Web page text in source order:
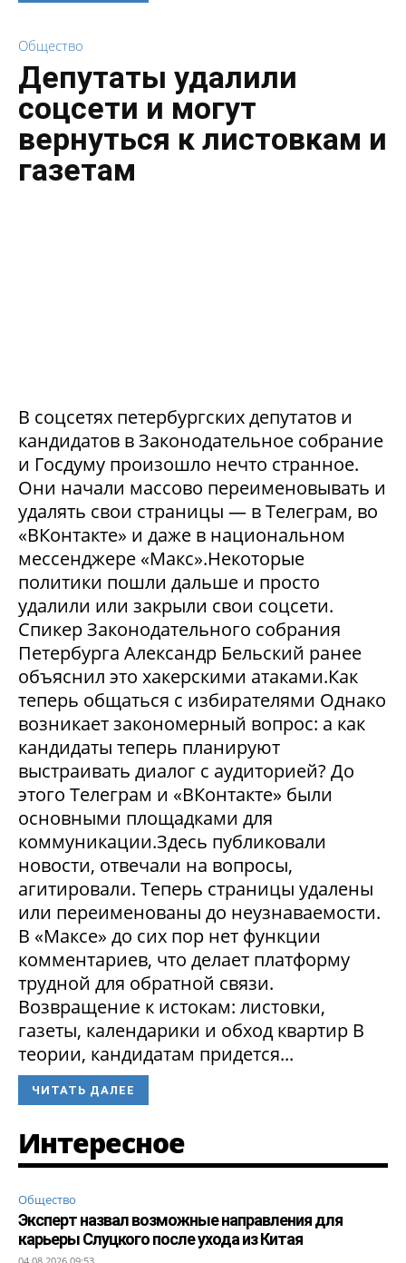
Общество
Депутаты удалили
соцсети и могут
вернуться к листовкам и
газетам
В соцсетях петербургских депутатов и
кандидатов в Законодательное собрание
и Госдуму произошло нечто странное.
Они начали массово переименовывать и
удалять свои страницы — в Телеграм, во
«ВКонтакте» и даже в национальном
мессенджере «Макс».Некоторые
политики пошли дальше и просто
удалили или закрыли свои соцсети.
Спикер Законодательного собрания
Петербурга Александр Бельский ранее
объяснил это хакерскими атаками.Как
теперь общаться с избирателями Однако
возникает закономерный вопрос: а как
кандидаты теперь планируют
выстраивать диалог с аудиторией? До
этого Телеграм и «ВКонтакте» были
основными площадками для
коммуникации.Здесь публиковали
новости, отвечали на вопросы,
агитировали. Теперь страницы удалены
или переименованы до неузнаваемости.
В «Максе» до сих пор нет функции
комментариев, что делает платформу
трудной для обратной связи.
Возвращение к истокам: листовки,
газеты, календарики и обход квартир В
теории, кандидатам придется...
ЧИТАТЬ ДАЛЕЕ
Интересное
Общество
Эксперт назвал возможные направления для
карьеры Слуцкого после ухода из Китая